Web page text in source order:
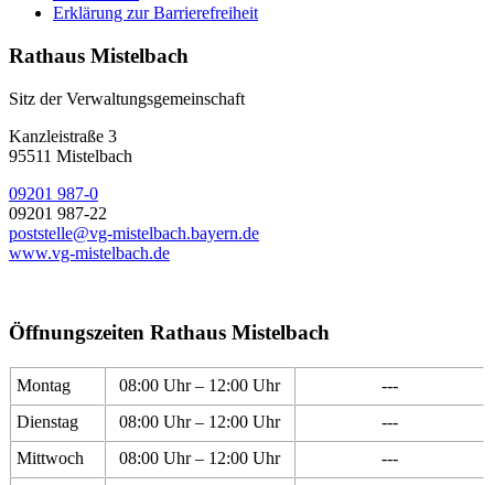
Erklärung zur Barrierefreiheit
Rathaus Mistelbach
Sitz der Verwaltungsgemeinschaft
Kanzleistraße 3
95511 Mistelbach
09201 987-0
09201 987-22
poststelle@vg-mistelbach.bayern.de
www.vg-mistelbach.de
Öffnungszeiten Rathaus Mistelbach
Montag 08:00 Uhr – 12:00 Uhr
---
Dienstag
08:00 Uhr – 12:00 Uhr
---
Mittwoch
08:00 Uhr – 12:00 Uhr
---